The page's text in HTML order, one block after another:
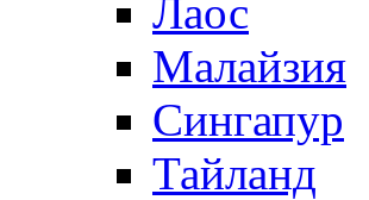
Лаос
Малайзия
Сингапур
Тайланд